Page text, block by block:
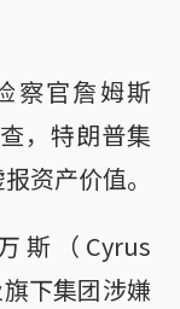
察官詹姆斯
，特朗普集
资产价值。
斯（Cyrus
下集团涉嫌